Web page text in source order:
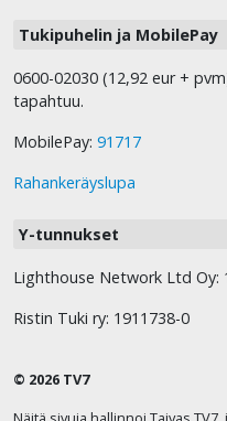
Tukipuhelin ja MobilePay
0600-02030 (12,92 eur +
tapahtuu.
MobilePay: 91717
Rahankeräyslupa
Y-tunnukset
Lighthouse Network Ltd Oy:
Ristin Tuki ry: 1911738-0
© 2026 TV7